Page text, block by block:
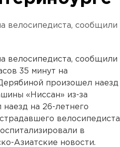
велосипедиста, сообщили
велосипедиста, сообщили
35 минут на
произошел наезд
«Ниссан» из-за
на 26-летнего
велосипедиста
в
Азиатские новости.